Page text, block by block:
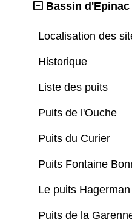
Bassin d'Epinac
Localisation des
Historique
Liste des puits
Puits de l'Ouche
Puits du Curier
Puits Fontaine
Le puits Hagerman
Puits de la